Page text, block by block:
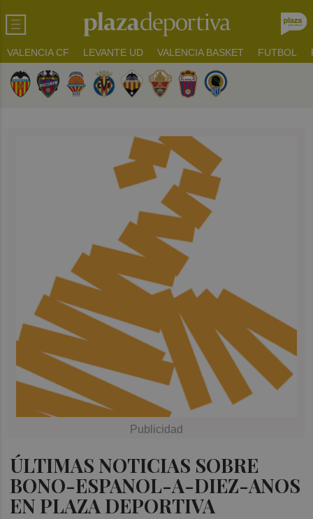
VALENCIA CF LEVANTE UD VALENCIA BASKET FUTBOL
ÚLTIMAS NOTICIAS SOBRE
BONO-ESPANOL-A-DIEZ-ANOS
EN PLAZA DEPORTIVA